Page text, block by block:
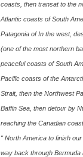
coasts, then transat to the
Atlantic coasts of South
Patagonia of In the west,
(one of the most northern
peaceful coasts of South
Pacific coasts of the
Strait, then the Northwest
Baffin Sea, then detour by
reaching the Canadian
" North America to finish
way back through